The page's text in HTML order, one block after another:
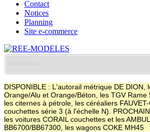
Contact
Notices
Planning
Site e-commerce
DISPONIBLE : L'autorail métrique DE DION,
Orange/Alu et Orange/Béton, les TGV Rame
les citernes à pétrole, les céréaliers
couchettes série 3 (à l'échelle N).
les voitures CORAIL couchettes et les
BB6700/BB67300, les wagons COKE MH45